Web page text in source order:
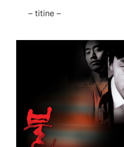
– titine –